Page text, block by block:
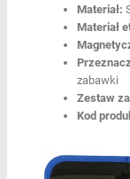
Materiał:
Materiał
zabawki
Zestaw
Kod